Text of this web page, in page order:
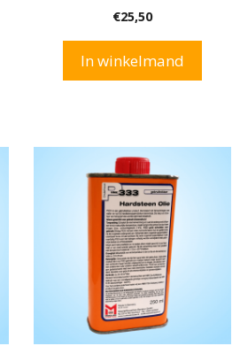
5
€25,50
In winkelmand